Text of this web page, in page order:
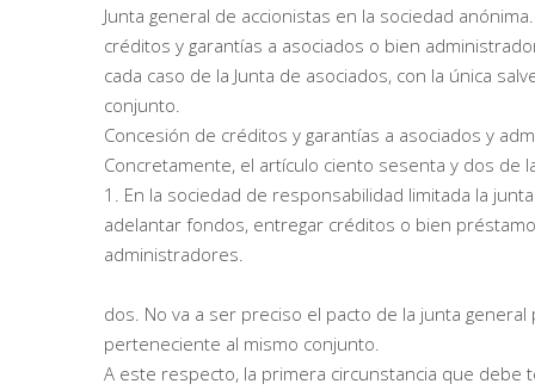
Junta general de accionistas en la sociedad
créditos y garantías a asociados o bien
cada caso de la Junta de asociados, con la única
conjunto.
Concesión de créditos y garantías a asociados y
Concretamente, el artículo ciento sesenta y dos de
1. En la sociedad de responsabilidad limitada la
adelantar fondos, entregar créditos o bien
administradores.
dos. No va a ser preciso el pacto de la junta
perteneciente al mismo conjunto.
A este respecto, la primera circunstancia que